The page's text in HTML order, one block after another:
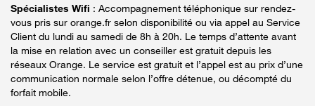
Spécialistes Wifi : Accompagnement téléphonique sur rendez-
vous pris sur orange.fr selon disponibilité ou via appel au Service
Client du lundi au samedi de 8h à 20h. Le temps d’attente avant
la mise en relation avec un conseiller est gratuit depuis les
réseaux Orange. Le service est gratuit et l’appel est au prix d’une
communication normale selon l’offre détenue, ou décompté du
forfait mobile.